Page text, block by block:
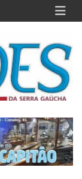
Gaúcha